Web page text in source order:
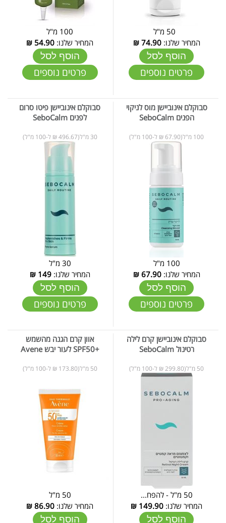
המחיר שלנו:74.90
₪
הוסף לסל
פרטים נוספים
100 מ"ל
המחיר שלנו: 54.90
₪
הוסף לסל
פרטים נוספים
סבוקלם אינוביישן מוס לניקוי
הפנים SeboCalm
100 מ"ל(67.90 ₪ ל-100 מ"ל)
100 מ"ל
המחיר שלנו:67.90
₪
הוסף לסל
פרטים נוספים
סבוקלם אינוביישן פיטו סרום
לפנים SeboCalm
30 מ"ל(496.67 ₪ ל-100 מ"ל)
30 מ"ל
המחיר שלנו:149
₪
הוסף לסל
פרטים נוספים
סבוקלם אינוביישן קרם לילה
רטינול SeboCalm
50 מ"ל(299.80 ₪ ל-100 מ"ל)
50 מ"ל - להפח...
המחיר שלנו: 149.90
₪
הוסף לסל
אוון קרם הגנה מהשמש
+SPF50 לעור יבש Avene
50 מ"ל(173.80 ₪ ל-100 מ"ל)
50 מ"ל
המחיר שלנו: 86.90
₪
הוסף לסל